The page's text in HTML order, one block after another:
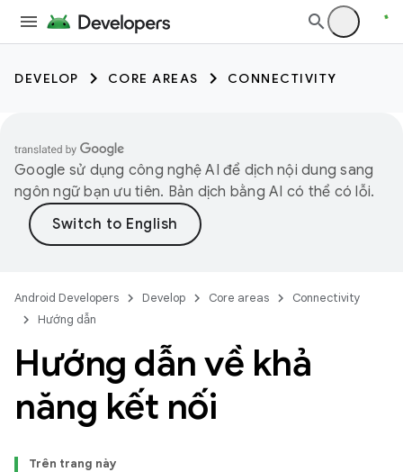
DEVELOP CORE AREAS CONNECTIVITY
Google sử dụng công nghệ AI để dịch nội dung sang
ngôn ngữ bạn ưu tiên. Bản dịch bằng AI có thể có lỗi.
Android Developers Develop Core areas
Connectivity
Hướng dẫn
Hướng dẫn về khả
năng kết nối
Trên trang này